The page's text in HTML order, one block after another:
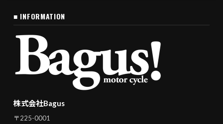
■ INFORMATION
株式会社Bagus
〒225-0001